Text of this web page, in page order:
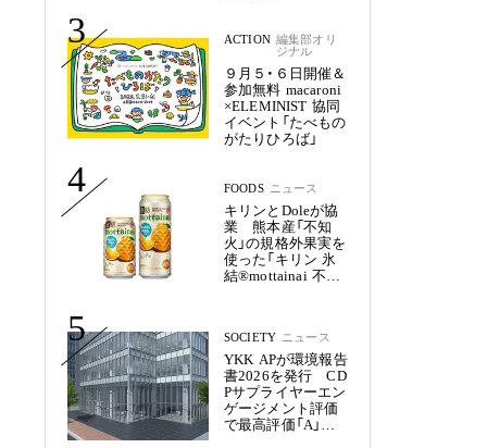
3 ACTION 編集部オリ
ジナル
９月５・６日開催＆
参加無料 macaroni
×ELEMINIST 協同
イベント「たべもの
がたりひろば」
4 FOODS ニュース
キリンとDoleが協
業 熊本産「不知
火」の規格外果実を
使った「キリン 氷
結®mottainai 不知
5 SOCIETY ニュース
YKK APが環境報告
書2026を発行 CD
Pサプライヤーエン
ゲージメント評価
で最高評価「A」を